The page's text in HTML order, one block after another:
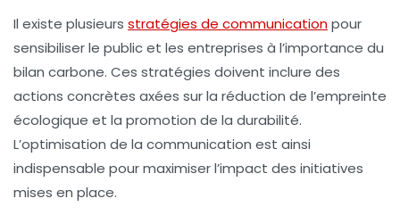
Il existe plusieurs stratégies de communicationpour
sensibiliser le public et les entreprises à l’importance du
bilan carbone. Ces stratégies doivent inclure des
actions concrètes axées sur la réduction de l’empreinte
écologique et la promotion de la durabilité.
L’optimisation de la communication est ainsi
indispensable pour maximiser l’impact des initiatives
mises en place.